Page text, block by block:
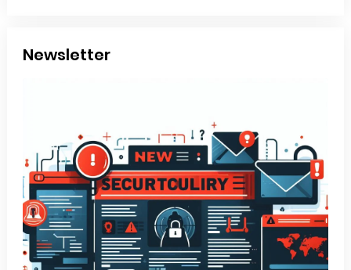
Newsletter